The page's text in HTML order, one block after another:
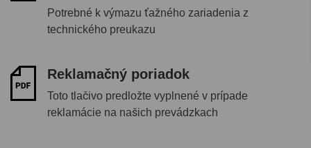
Potrebné k výmazu ťažného zariadenia z
technického preukazu
Reklamačný poriadok
Toto tlačivo predložte vyplnené v prípade
reklamácie na našich prevádzkach